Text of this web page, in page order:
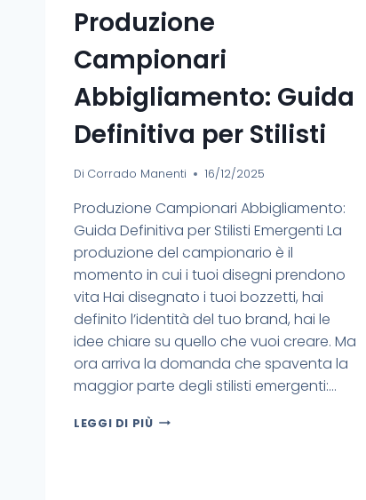
Produzione
Campionari
Abbigliamento: Guida
Definitiva per Stilisti
Di Corrado Manenti 16/12/2025
Produzione Campionari Abbigliamento:
Guida Definitiva per Stilisti Emergenti La
produzione del campionario è il
momento in cui i tuoi disegni prendono
vita Hai disegnato i tuoi bozzetti, hai
definito l’identità del tuo brand, hai le
idee chiare su quello che vuoi creare. Ma
ora arriva la domanda che spaventa la
maggior parte degli stilisti emergenti:…
LEGGI DI PIÙ